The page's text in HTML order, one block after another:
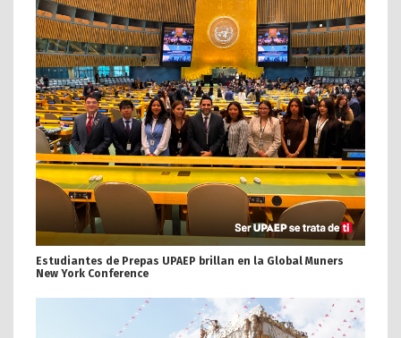
Estudiantes de Prepas UPAEP brillan en la Global Muners
New York Conference